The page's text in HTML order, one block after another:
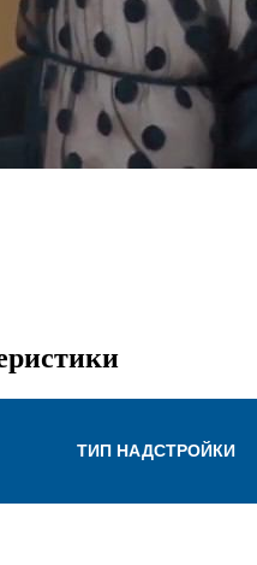
ТИП НАДСТРОЙКИ